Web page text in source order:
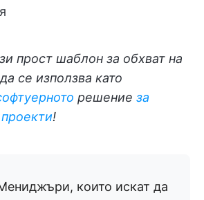
прост шаблон за обхват на
се използва като
решение за
!
които искат да